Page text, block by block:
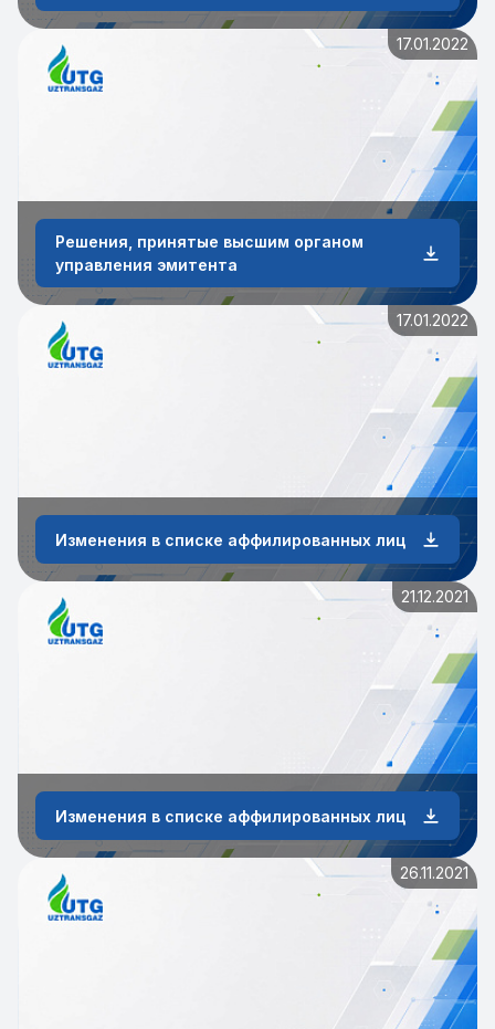
17.01.2022
Решения, принятые высшим органом
управления эмитента
17.01.2022
Изменения в списке аффилированных лиц
21.12.2021
Изменения в списке аффилированных лиц
26.11.2021